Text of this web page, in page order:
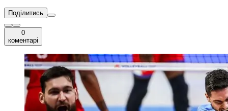
Поділитись
0
коментарі